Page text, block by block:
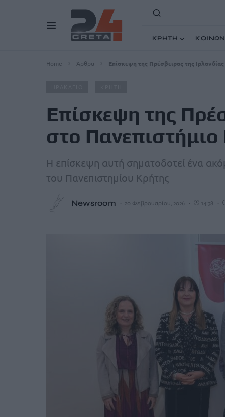
ΚΡΗΤΗ
Home Άρθρα Επίσκεψη της Πρέσβειρας της
Επίσκεψη της
στο
Η επίσκεψη αυτή σηματοδοτεί ένα
του Πανεπιστημίου Κρήτης
Newsroom 20 Φεβρουαρίου, 2026 14:38